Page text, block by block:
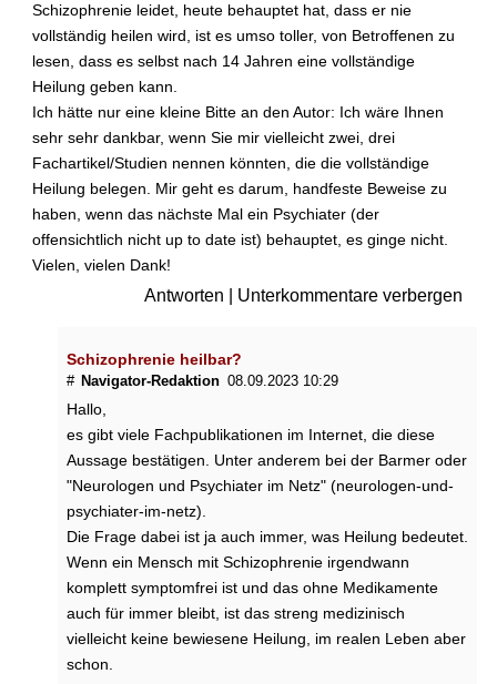
Schizophrenie leidet, heute behauptet hat, dass er nie
vollständig heilen wird, ist es umso toller, von Betroffenen zu
lesen, dass es selbst nach 14 Jahren eine vollständige
Heilung geben kann.
Ich hätte nur eine kleine Bitte an den Autor: Ich wäre Ihnen
sehr sehr dankbar, wenn Sie mir vielleicht zwei, drei
Fachartikel/Studien nennen könnten, die die vollständige
Heilung belegen. Mir geht es darum, handfeste Beweise zu
haben, wenn das nächste Mal ein Psychiater (der
offensichtlich nicht up to date ist) behauptet, es ginge nicht.
Vielen, vielen Dank!
Antworten Unterkommentare verbergen
Schizophrenie heilbar?
# Navigator-Redaktion 08.09.2023 10:29
Hallo,
es gibt viele Fachpublikationen im Internet, die diese
Aussage bestätigen. Unter anderem bei der Barmer oder
"Neurologen und Psychiater im Netz" (neurologen-und-
psychiater-im-netz).
Die Frage dabei ist ja auch immer, was Heilung bedeutet.
Wenn ein Mensch mit Schizophrenie irgendwann
komplett symptomfrei ist und das ohne Medikamente
auch für immer bleibt, ist das streng medizinisch
vielleicht keine bewiesene Heilung, im realen Leben aber
schon.
z
o
p
h
r
e
n
e
?
W
e
t
e
h
t
m
a
n
n
t
e
r